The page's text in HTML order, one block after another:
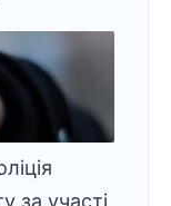
за участі